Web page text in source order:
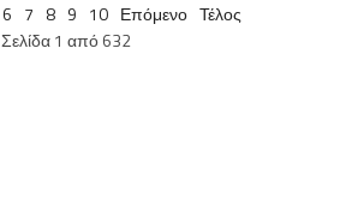
6 7 8 9 10 Επόμενο Τέλος
Σελίδα 1 από 632